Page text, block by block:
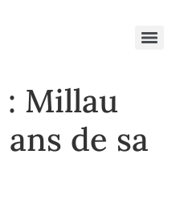
Millau
de sa